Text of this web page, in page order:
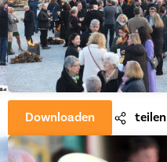
Downloaden teilen